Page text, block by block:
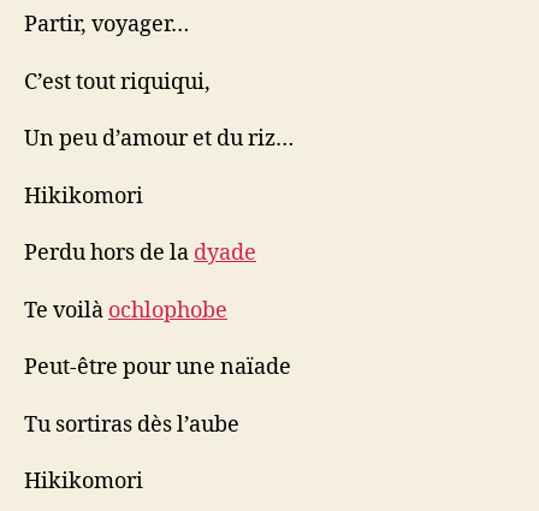
Partir, voyager…
C’est tout riquiqui,
Un peu d’amour et du riz…
Hikikomori
Perdu hors de la dyade
Te voilà ochlophobe
Peut-être pour une naïade
Tu sortiras dès l’aube
Hikikomori